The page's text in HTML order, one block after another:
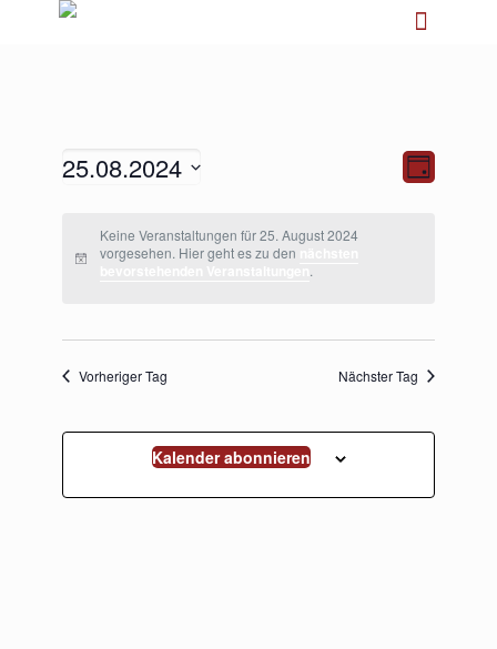
Ansichten-
Navigation
Ansichten-
Tag
25.08.2024
wählen.Keine Veranstaltungen für 25. August 2024
vorgesehen. Hier geht es zu den
.
Vorheriger Tag Nächster Tag
Kalender abonnieren